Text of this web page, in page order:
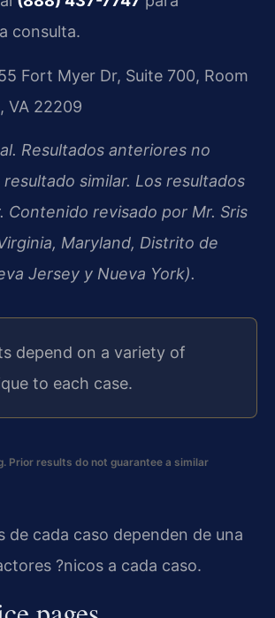
consulta.
Fort Myer Dr, Suite 700, Room
VA 22209
Resultados anteriores no
similar. Los resultados
Contenido revisado por Mr. Sris
Maryland, Distrito de
Jersey y Nueva York).
depend on a variety of
to each case.
Prior results do not guarantee a similar
de cada caso dependen de una
?nicos a cada caso.